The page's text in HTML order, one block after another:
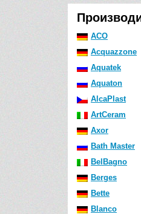
ACO
Acquazzone
Aquatek
Aquaton
AlcaPlast
ArtCeram
Axor
Bath Master
BelBagno
Berges
Bette
Blanco